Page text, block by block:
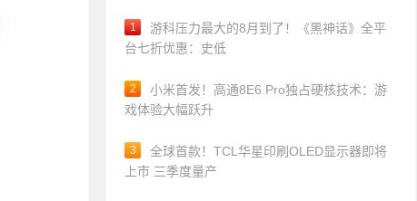
1
游科压力最大的8月到了！《黑神话》全平
台七折优惠：史低
2
小米首发！高通8E6 Pro独占硬核技术：游
戏体验大幅跃升
3
全球首款！TCL华星印刷OLED显示器即将
上市 三季度量产